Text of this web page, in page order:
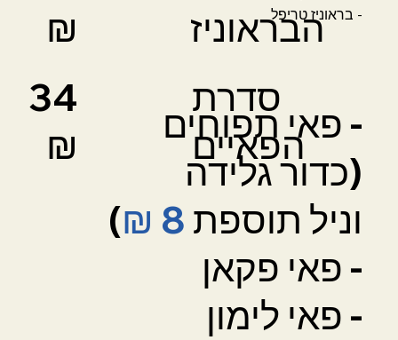
- בראוניז טריפל
₪
הבראוניז
34
₪
- פאי תפוחים
(כדור גלידה
וניל תוספת 8 ₪
)
- פאי פקאן
- פאי לימון
סדרת
הפאיים